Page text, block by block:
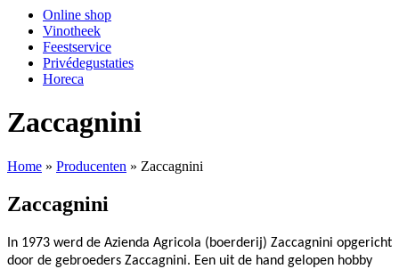
Online shop
Vinotheek
Feestservice
Privédegustaties
Horeca
Zaccagnini
Home » Producenten » Zaccagnini
Zaccagnini
In 1973 werd de Azienda Agricola (boerderij) Zaccagnini opgericht
door de gebroeders Zaccagnini. Een uit de hand gelopen hobby